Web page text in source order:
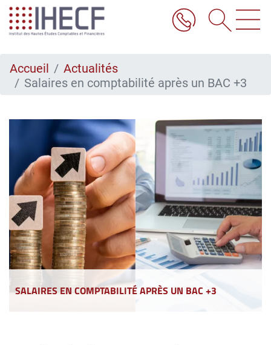
Aller
au
contenu
Accueil
Actualités
Salaires en comptabilité après un BAC +3
SALAIRES EN COMPTABILITÉ APRÈS UN BAC +3